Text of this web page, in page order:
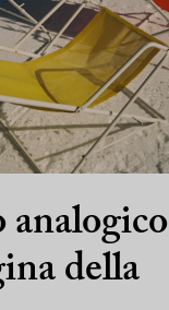
della